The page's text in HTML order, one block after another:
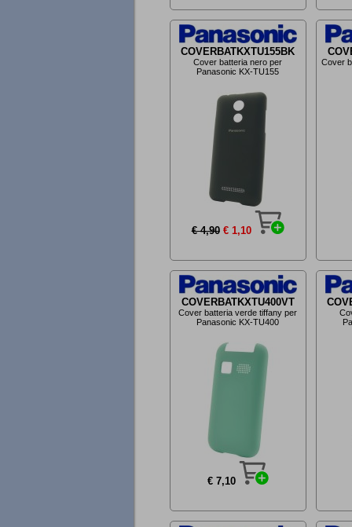
COVERBATKXTU155BK
Cover batteria nero per
Panasonic KX-TU155
€ 4,90 € 1,10
Cover
COVERBATKXTU400VT
Cover batteria verde tiffany per
Panasonic KX-TU400
€ 7,10